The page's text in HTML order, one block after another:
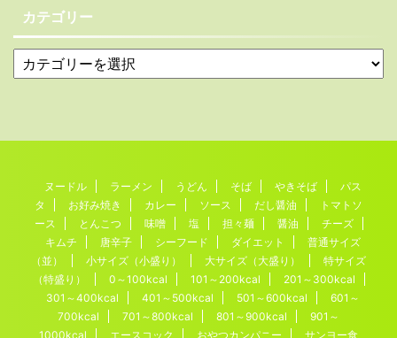
カテゴリー
ヌードル ラーメン うどん そば やきそば
パス
タ
お好み焼き カレー ソース だし醤油
トマトソ
ース
とんこつ 味噌 塩 担々麺 醤油
チーズ
キムチ
唐辛子 シーフード ダイエット
普通サイズ
（並）
小サイズ（小盛り） 大サイズ（大盛り）
特サイズ
（特盛り）
0～100kcal 101～200kcal
201～300kcal
301～400kcal
401～500kcal 501～600kcal
601～
700kcal
701～800kcal 801～900kcal
901～
1000kcal
エースコック おやつカンパニー サンヨー食